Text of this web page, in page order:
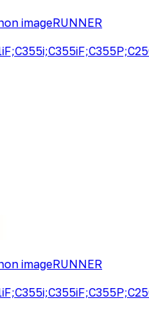
imageRUNNER
imageRUNNER